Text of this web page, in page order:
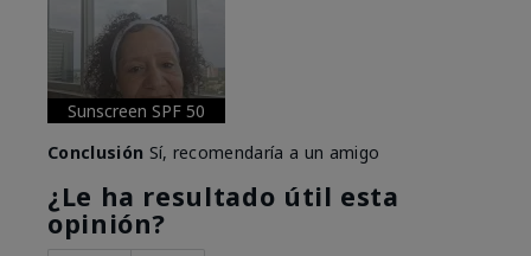
Sunscreen SPF 50
Conclusión Sí, recomendaría a un amigo
¿Le ha resultado útil esta
opinión?